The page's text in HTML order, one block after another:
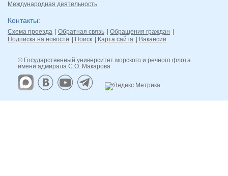
Международная деятельность
Контакты
Схема проезда Обратная связь
Обращения граждан
Подписка на новости
Поиск Карта сайта Вакансии
© Государственный университет морского и речного флота
имени адмирала С.О. Макарова